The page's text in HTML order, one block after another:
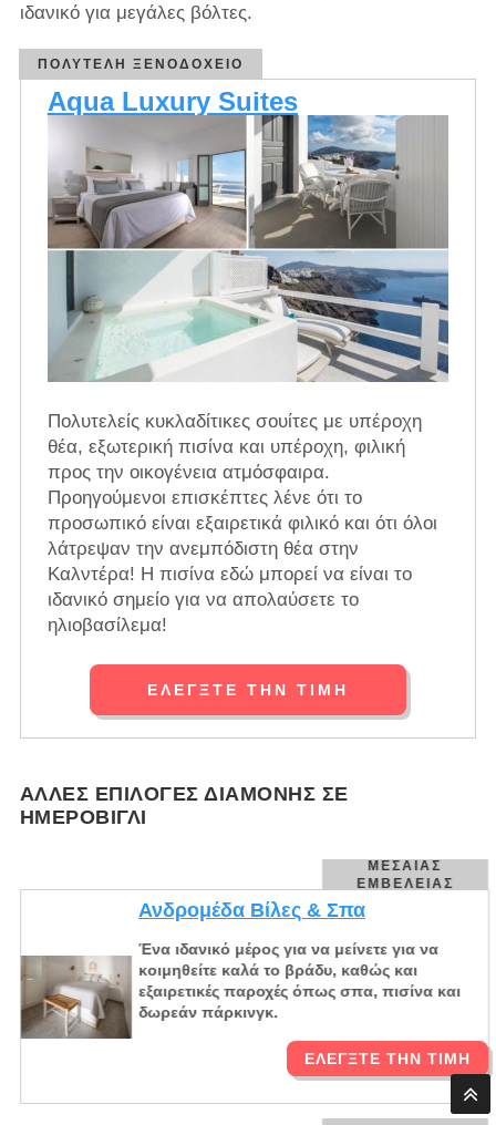
ιδανικό για μεγάλες βόλτες.
ΠΟΛΥΤΕΛΉ ΞΕΝΟΔΟΧΕΊΟ
Aqua Luxury Suites
Πολυτελείς κυκλαδίτικες σουίτες με υπέροχη
θέα, εξωτερική πισίνα και υπέροχη, φιλική
προς την οικογένεια ατμόσφαιρα.
Προηγούμενοι επισκέπτες λένε ότι το
προσωπικό είναι εξαιρετικά φιλικό και ότι όλοι
λάτρεψαν την ανεμπόδιστη θέα στην
Καλντέρα! Η πισίνα εδώ μπορεί να είναι το
ιδανικό σημείο για να απολαύσετε το
ηλιοβασίλεμα!
ΕΛΈΓΞΤΕ ΤΗΝ ΤΙΜΉ
ΆΛΛΕΣ ΕΠΙΛΟΓΈΣ ΔΙΑΜΟΝΉΣ ΣΕ
ΗΜΕΡΟΒΊΓΛΙ
ΜΕΣΑΊΑΣ
ΕΜΒΈΛΕΙΑΣ
Ανδρομέδα Βίλες & Σπα
Ένα ιδανικό μέρος για να μείνετε για να
κοιμηθείτε καλά το βράδυ, καθώς και
εξαιρετικές παροχές όπως σπα, πισίνα και
δωρεάν πάρκινγκ.
ΕΛΈΓΞΤΕ ΤΗΝ ΤΙΜΉ